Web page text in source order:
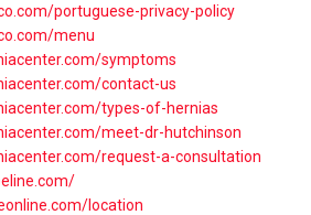
portuguese-privacy-policy
menu
symptoms
contact-us
types-of-hernias
meet-dr-hutchinson
request-a-consultation
location